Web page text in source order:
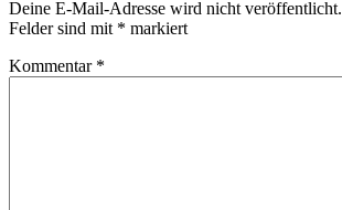
Deine E-Mail-Adresse wird nicht veröffentlicht.
Felder sind mit * markiert
Kommentar *